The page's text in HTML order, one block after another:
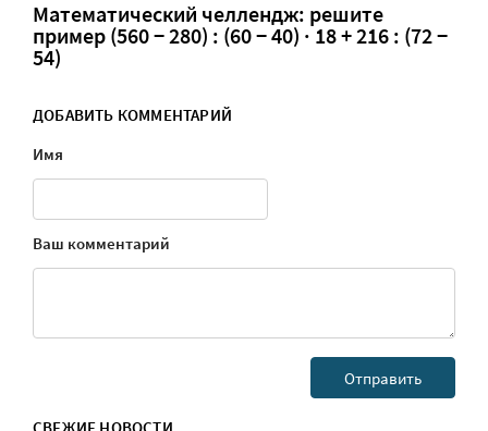
Математический челлендж: решите
пример (560 − 280) : (60 − 40) · 18 + 216 : (72 −
54)
ДОБАВИТЬ КОММЕНТАРИЙ
Имя
Ваш комментарий